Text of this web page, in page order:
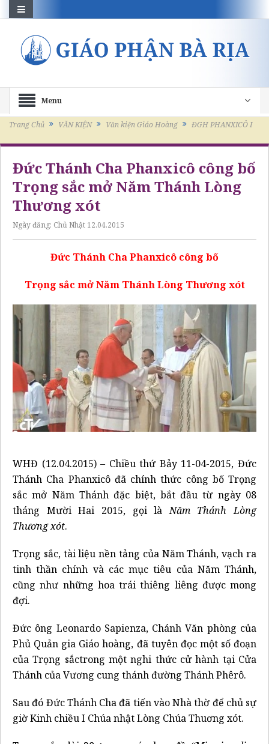
Menu
Trang Chủ VĂN KIỆN Văn kiện Giáo Hoàng ĐGH PHANXICÔ I
Đức Thánh Cha Phanxicô công bố
Trọng sắc mở Năm Thánh Lòng
Thương xót
Ngày đăng: Chủ Nhật 12.04.2015
Đức Thánh Cha Phanxicô công bố
Trọng sắc mở Năm Thánh Lòng Thương xót
WHĐ (12.04.2015) – Chiều thứ Bảy 11-04-2015, Đức
Thánh Cha Phanxicô đã chính thức công bố Trọng
sắc mở Năm Thánh đặc biệt, bắt đầu từ ngày 08
tháng Mười Hai 2015, gọi làNăm Thánh Lòng
Thương xót.
Trọng sắc, tài liệu nền tảng của Năm Thánh, vạch ra
tinh thần chính và các mục tiêu của Năm Thánh,
cũng như những hoa trái thiêng liêng được mong
đợi.
Đức ông Leonardo Sapienza, Chánh Văn phòng của
Phủ Quản gia Giáo hoàng, đã tuyên đọc một số đoạn
của Trọng sắctrong một nghi thức cử hành tại Cửa
Thánh của Vương cung thánh đường Thánh Phêrô.
Sau đó Đức Thánh Cha đã tiến vào Nhà thờ để chủ sự
giờ Kinh chiều I Chúa nhật Lòng Chúa Thuơng xót.